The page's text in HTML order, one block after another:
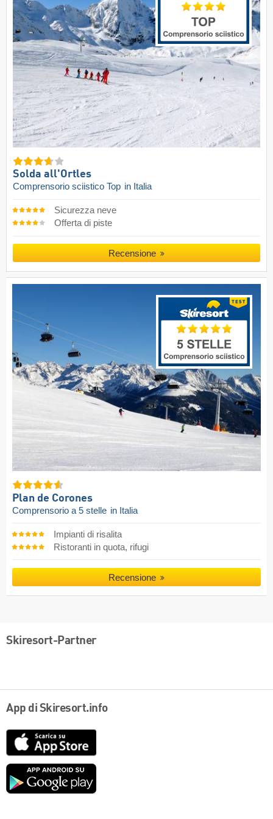
Solda all'Ortles
Comprensorio sciistico Top in Italia
Sicurezza neve
Offerta di piste
Recensione
Plan de Corones
Comprensorio a 5 stelle in Italia
Impianti di risalita
Ristoranti in quota, rifugi
Recensione
Skiresort-Partner
App di Skiresort.info
Google